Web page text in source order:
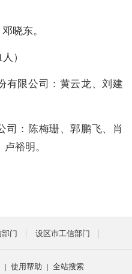
晓东。
人）
有限公司：黄云龙、刘建
司：陈梅珊、郭鹏飞、肖
裕明。
门 设区市工信部门
| 使用帮助 | 全站搜索